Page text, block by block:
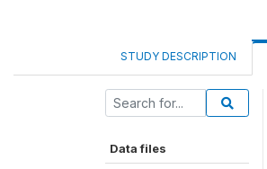
STUDY DESCRIPTION
Data files